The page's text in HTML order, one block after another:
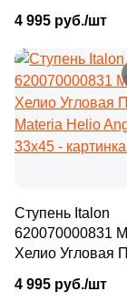
Materia Titanio
33x45
4 995 руб./шт
Ступень Italon
620070000831
Хелио Угловая
Materia Helio
33x45
4 995 руб./шт